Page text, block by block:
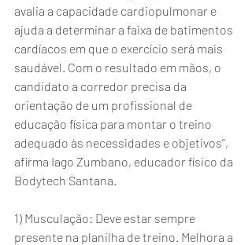
avalia a capacidade cardiopulmonar e
ajuda a determinar a faixa de batimentos
cardíacos em que o exercício será mais
saudável. Com o resultado em mãos, o
candidato a corredor precisa da
orientação de um profissional de
educação física para montar o treino
adequado às necessidades e objetivos”,
afirma Iago Zumbano, educador físico da
Bodytech Santana.
1) Musculação: Deve estar sempre
presente na planilha de treino. Melhora a